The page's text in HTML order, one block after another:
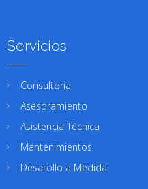
Servicios
Consultoria
Asesoramiento
Asistencia Técnica
Mantenimientos
Desarollo a Medida